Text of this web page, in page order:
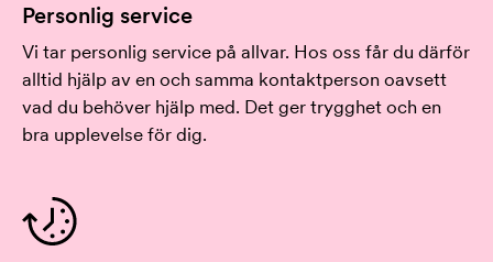
Personlig service
Vi tar personlig service på allvar. Hos oss får du därför
alltid hjälp av en och samma kontaktperson oavsett
vad du behöver hjälp med. Det ger trygghet och en
bra upplevelse för dig.